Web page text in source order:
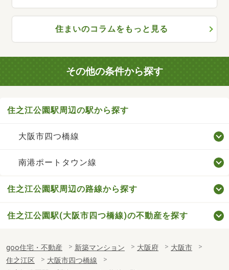
住まいのコラムをもっと見る
その他の条件から探す
住之江公園駅周辺の駅から探す
大阪市四つ橋線
南港ポートタウン線
住之江公園駅周辺の路線から探す
住之江公園駅(大阪市四つ橋線)の不動産を探す
goo住宅・不動産 新築マンション 大阪府
大阪市
住之江区
大阪市四つ橋線